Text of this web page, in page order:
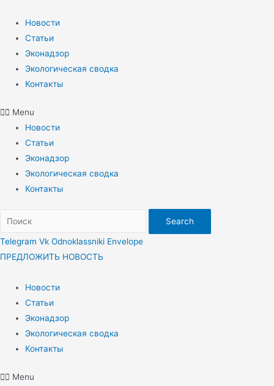
содержимому
Новости
Статьи
Эконадзор
Экологическая сводка
Контакты
Menu
Новости
Статьи
Эконадзор
Экологическая сводка
Контакты
Search
Telegram Vk Odnoklassniki Envelope
ПРЕДЛОЖИТЬ НОВОСТЬ
Новости
Статьи
Эконадзор
Экологическая сводка
Контакты
Menu